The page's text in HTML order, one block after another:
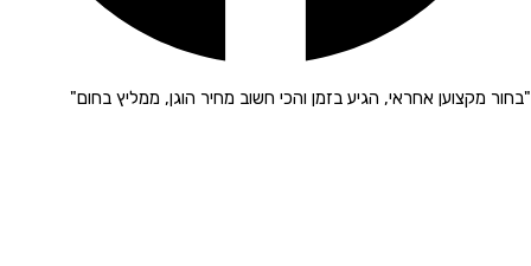
"בחור מקצוען אחראי, הגיע בזמן והכי חשוב מחיר הוגן, ממליץ בחום"